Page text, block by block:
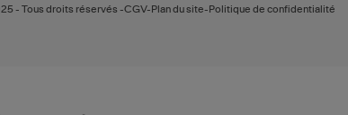
- Tous droits réservés -CGV-Plan du site-Politique de confidentialité